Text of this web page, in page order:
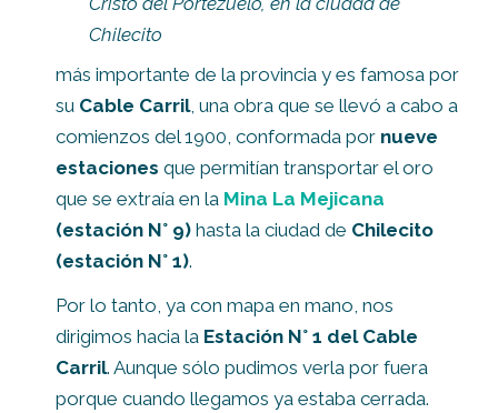
Chilecito
más importante de la provincia y es famosa por
su Cable Carril, una obra que se llevó a cabo a
comienzos del 1900, conformada por nueve
estaciones que permitían transportar el oro
que se extraía en la Mina La Mejicana
(estación N° 9) hasta la ciudad de Chilecito
(estación N° 1).
Por lo tanto, ya con mapa en mano, nos
dirigimos hacia la Estación N° 1 del Cable
Carril. Aunque sólo pudimos verla por fuera
porque cuando llegamos ya estaba cerrada.